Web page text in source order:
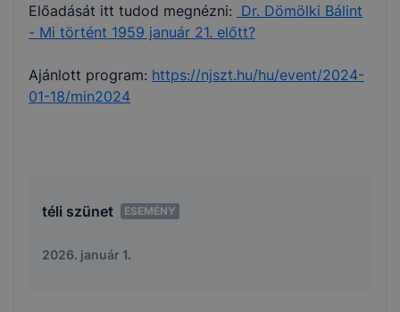
Előadását itt tudod megnézni: Dr. Dömölki Bálint
- Mi történt 1959 január 21. előtt?
Ajánlott program: https://njszt.hu/hu/event/2024-
01-18/min2024
téli szünet ESEMÉNY
2026. január 1.